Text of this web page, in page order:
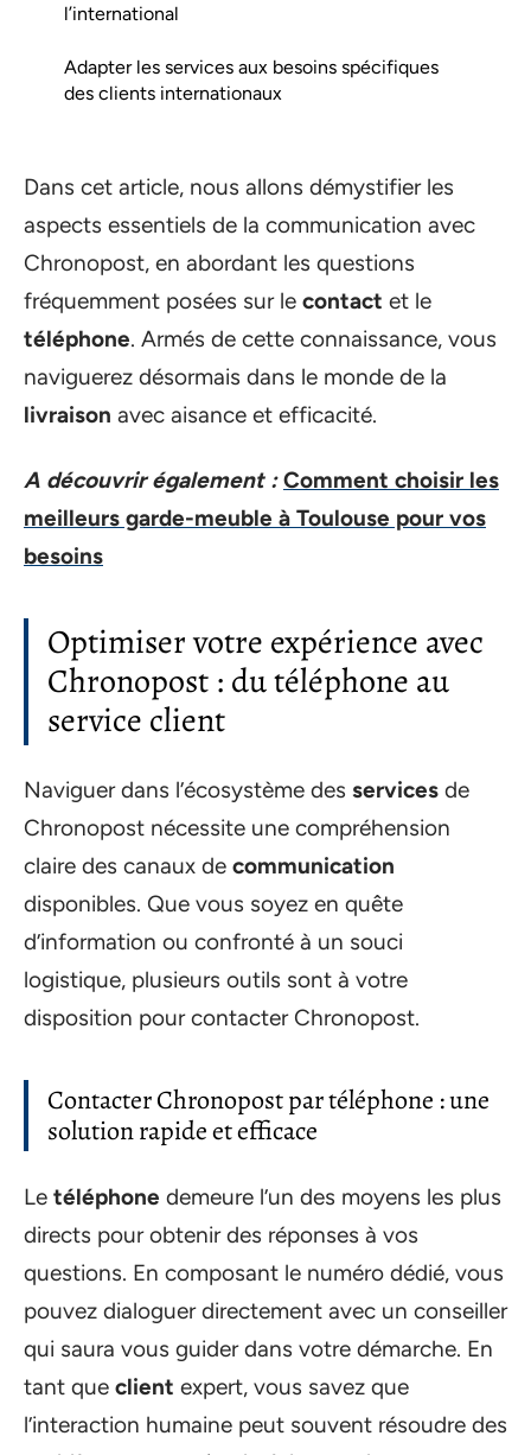
l’international
Adapter les services aux besoins spécifiques
des clients internationaux
Dans cet article, nous allons démystifier les
aspects essentiels de la communication avec
Chronopost, en abordant les questions
fréquemment posées sur le contact et le
téléphone. Armés de cette connaissance, vous
naviguerez désormais dans le monde de la
livraison avec aisance et efficacité.
A découvrir également : Comment choisir les
meilleurs garde-meuble à Toulouse pour vos
besoins
Optimiser votre expérience avec
Chronopost : du téléphone au
service client
Naviguer dans l’écosystème des services de
Chronopost nécessite une compréhension
claire des canaux de communication
disponibles. Que vous soyez en quête
d’information ou confronté à un souci
logistique, plusieurs outils sont à votre
disposition pour contacter Chronopost.
Contacter Chronopost par téléphone : une
solution rapide et efficace
Le téléphone demeure l’un des moyens les plus
directs pour obtenir des réponses à vos
questions. En composant le numéro dédié, vous
pouvez dialoguer directement avec un conseiller
qui saura vous guider dans votre démarche. En
tant que client expert, vous savez que
l’interaction humaine peut souvent résoudre des